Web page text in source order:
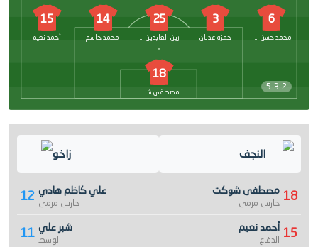
5-3-2
6
محمد حسن كوجي
3
حمزة عدنان
25
زين العابدين رائد
14
محمد جاسم
15
أحمد نعيم
18
مصطفى شوكت
زاخو
12 علي كاظم هادي
حارس مرمى
11 شبر علي
الوسط
النجف
18 مصطفى شوكت
حارس مرمى
15 أحمد نعيم
الدفاع